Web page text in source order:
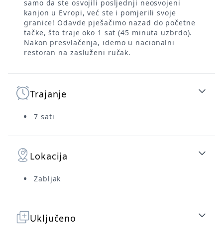
samo da ste osvojili posljednji neosvojeni
kanjon u Evropi, već ste i pomjerili svoje
granice! Odavde pješačimo nazad do početne
tačke, što traje oko 1 sat (45 minuta uzbrdo).
Nakon presvlačenja, idemo u nacionalni
restoran na zasluženi ručak.
Trajanje
7 sati
Lokacija
Zabljak
Uključeno